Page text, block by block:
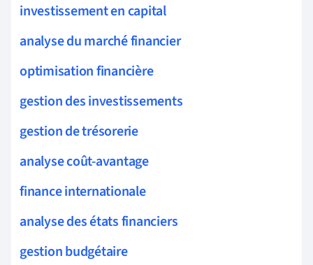
investissement en capital
analyse du marché financier
optimisation financière
gestion des investissements
gestion de trésorerie
analyse coût-avantage
finance internationale
analyse des états financiers
gestion budgétaire